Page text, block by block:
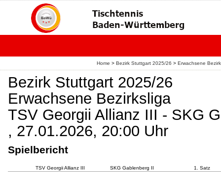
Home > Bezirk Stuttgart 2025/26 > Erwachsene
Bezirk Stuttgart 2025/26
Erwachsene Bezirksliga
TSV Georgii Allianz III - SKG
, 27.01.2026, 20:00 Uhr
Spielbericht
TSV Georgii Allianz III SKG Gablenberg II 1. Satz